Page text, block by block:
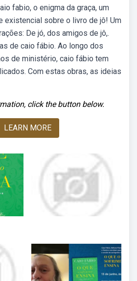
fabio, o enigma da graça, um
existencial sobre o livro de jô! Um
De jó, dos amigos de jô,.
de caio fábio. Ao longo dos
de ministério, caio fábio tem
Com estas obras, as ideias
click the button below.
LEARN MORE